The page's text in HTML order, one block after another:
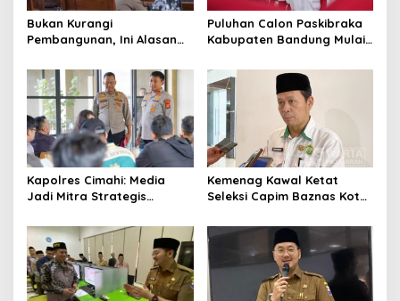
Bukan Kurangi
Pembangunan, Ini Alasan
Pengurangan Belanja
Daerah
Puluhan Calon Paskibraka
Kabupaten Bandung Mulai
Kapolres Cimahi: Media
Jadi Mitra Strategis
Publik
Kemenag Kawal Ketat
Seleksi Capim Baznas Kota
Komisioner Baznas
Berintegritas